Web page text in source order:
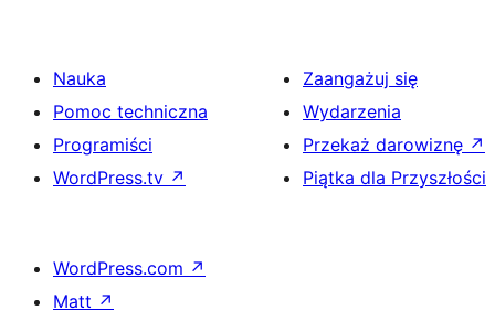
Nauka
Pomoc techniczna
Programiści
WordPress.tv ↗
Zaangażuj się
Wydarzenia
Przekaż darowiznę ↗
Piątka dla Przyszłości
WordPress.com ↗
Matt ↗